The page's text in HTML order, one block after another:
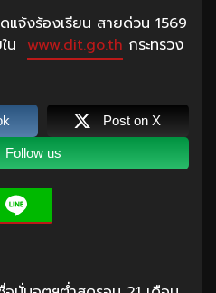
แจ้งร้องเรียน สายด่วน 1569
น www.dit.go.th กระทรวง
Post on X
Follow us